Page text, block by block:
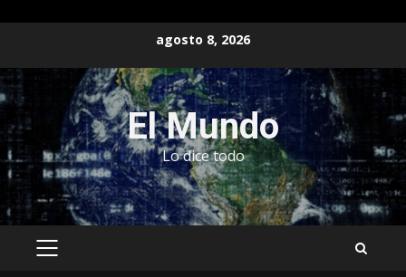
contenido
agosto 8, 2026
El Mundo
Lo dice todo
MENÚ